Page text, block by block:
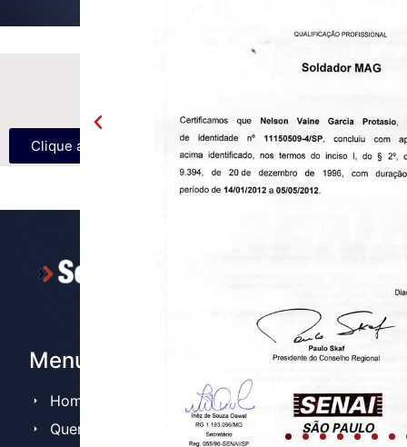
Faça um orçamento sem
Clique aqui
Menu
Home
Quem somos